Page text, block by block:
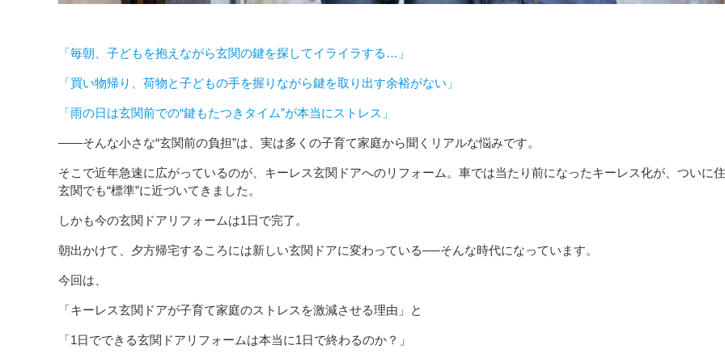
「毎朝、子どもを抱えながら玄関の鍵を探してイライラする…」
「買い物帰り、荷物と子どもの手を握りながら鍵を取り出す余裕がない」
「雨の日は玄関前での“鍵もたつきタイム”が本当にストレス」
――そんな小さな“玄関前の負担”は、実は多くの子育て家庭から聞くリアルな悩みです。
そこで近年急速に広がっているのが、キーレス玄関ドアへのリフォーム。車では当たり前になったキーレス化が、ついに
玄関でも“標準”に近づいてきました。
しかも今の玄関ドアリフォームは1日で完了。
朝出かけて、夕方帰宅するころには新しい玄関ドアに変わっている──そんな時代になっています。
今回は、
「キーレス玄関ドアが子育て家庭のストレスを激減させる理由」と
「1日でできる玄関ドアリフォームは本当に1日で終わるのか？」